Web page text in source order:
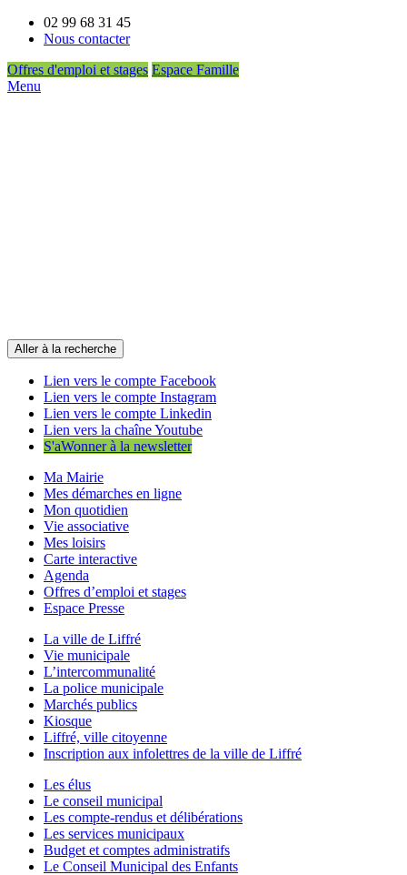
02 99 68 31 45
Nous contacter
Offres d'emploi et stages Espace Famille
Menu
Aller à la recherche
Lien vers le compte Facebook
Lien vers le compte Instagram
Lien vers le compte Linkedin
Lien vers la chaîne Youtube
S'aWonner à la newsletter
Ma Mairie
Mes démarches en ligne
Mon quotidien
Vie associative
Mes loisirs
Carte interactive
Agenda
Offres d’emploi et stages
Espace Presse
La ville de Liffré
Vie municipale
L’intercommunalité
La police municipale
Marchés publics
Kiosque
Liffré, ville citoyenne
Inscription aux infolettres de la ville de Liffré
Les élus
Le conseil municipal
Les compte-rendus et délibérations
Les services municipaux
Budget et comptes administratifs
Le Conseil Municipal des Enfants